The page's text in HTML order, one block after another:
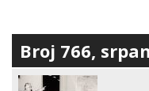
Broj 766,